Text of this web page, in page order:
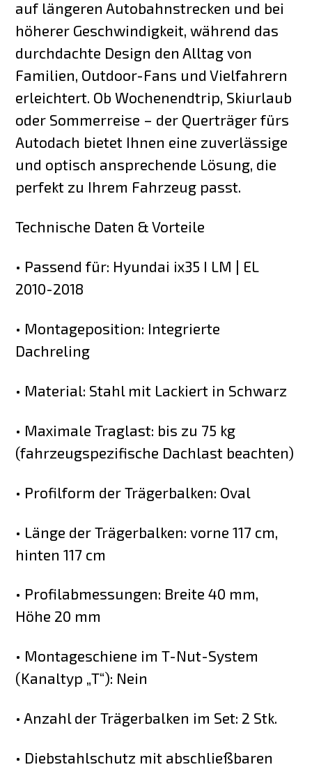
auf längeren Autobahnstrecken und bei
höherer Geschwindigkeit, während das
durchdachte Design den Alltag von
Familien, Outdoor-Fans und Vielfahrern
erleichtert. Ob Wochenendtrip, Skiurlaub
oder Sommerreise – der Querträger fürs
Autodach bietet Ihnen eine zuverlässige
und optisch ansprechende Lösung, die
perfekt zu Ihrem Fahrzeug passt.
Technische Daten & Vorteile
• Passend für: Hyundai ix35 I LM | EL
2010-2018
• Montageposition: Integrierte
Dachreling
• Material: Stahl mit Lackiert in Schwarz
• Maximale Traglast: bis zu 75 kg
(fahrzeugspezifische Dachlast beachten)
• Profilform der Trägerbalken: Oval
• Länge der Trägerbalken: vorne 117 cm,
hinten 117 cm
• Profilabmessungen: Breite 40 mm,
Höhe 20 mm
• Montageschiene im T-Nut-System
(Kanaltyp „T“): Nein
• Anzahl der Trägerbalken im Set: 2 Stk.
• Diebstahlschutz mit abschließbaren